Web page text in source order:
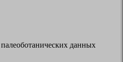
данных